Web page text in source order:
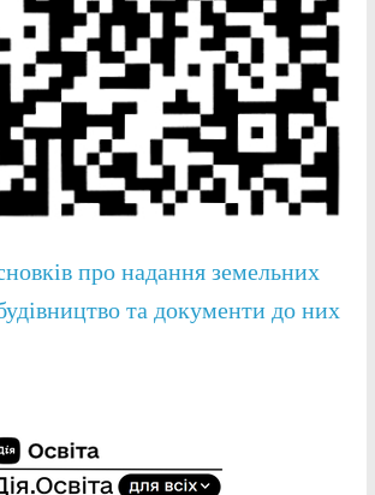
про надання земельних
та документи до них